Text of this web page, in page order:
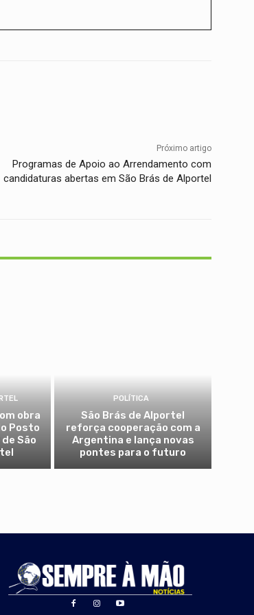
Próximo artigo
Programas de Apoio ao Arrendamento com
candidaturas abertas em São Brás de Alportel
obra
Posto
São
POLÍTICA
São Brás de Alportel
reforça cooperação com a
Argentina e lança novas
pontes para o futuro